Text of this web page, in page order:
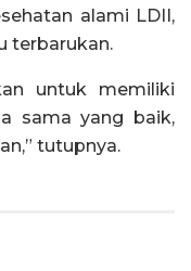
alami LDII,
terbarukan.
untuk memiliki
sama yang baik,
tutupnya.